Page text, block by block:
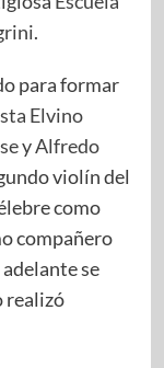
.
para formar
Elvino
yAlfredo
violín del
como
compañero
se
realizó